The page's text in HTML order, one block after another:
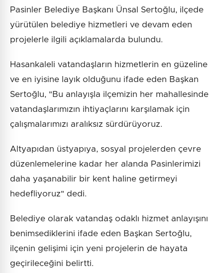
Pasinler Belediye Başkanı Ünsal Sertoğlu, ilçede
yürütülen belediye hizmetleri ve devam eden
projelerle ilgili açıklamalarda bulundu.
Hasankaleli vatandaşların hizmetlerin en güzeline
ve en iyisine layık olduğunu ifade eden Başkan
Sertoğlu, "Bu anlayışla ilçemizin her mahallesinde
vatandaşlarımızın ihtiyaçlarını karşılamak için
çalışmalarımızı aralıksız sürdürüyoruz.
Altyapıdan üstyapıya, sosyal projelerden çevre
düzenlemelerine kadar her alanda Pasinlerimizi
daha yaşanabilir bir kent haline getirmeyi
hedefliyoruz" dedi.
Belediye olarak vatandaş odaklı hizmet anlayışını
benimsediklerini ifade eden Başkan Sertoğlu,
ilçenin gelişimi için yeni projelerin de hayata
geçirileceğini belirtti.